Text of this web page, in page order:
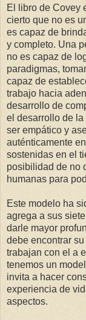
El libro de Covey
cierto que no es
es capaz de
y completo. Una
no es capaz de
paradigmas,
capaz de
trabajo hacia
desarrollo de
el desarrollo de
ser empático y
auténticamente
sostenidas en el
posibilidad de no
humanas para
Este modelo ha
agrega a sus
darle mayor
debe encontrar
trabajan con el a
tenemos un
invita a hacer
experiencia de
aspectos.